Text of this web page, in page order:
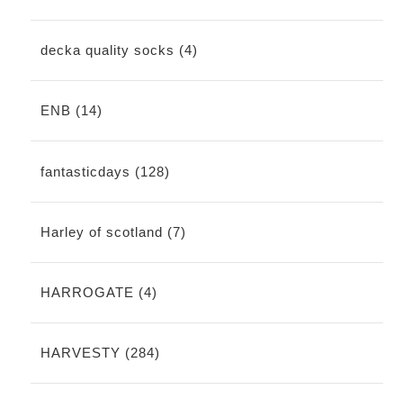
decka quality socks (4)
ENB (14)
fantasticdays (128)
Harley of scotland (7)
HARROGATE (4)
HARVESTY (284)